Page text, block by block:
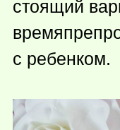
стоящий
с ребенком.